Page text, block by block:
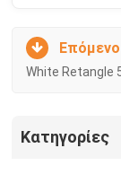
White Retangle
Κατηγορίες